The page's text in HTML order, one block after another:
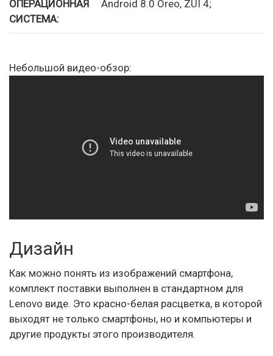
ОПЕРАЦИОННАЯ
СИСТЕМА:
Android 8.0 Oreo, ZUI 4;
Небольшой видео-обзор:
Дизайн
Как можно понять из изображений смартфона,
комплект поставки выполнен в стандартном для
Lenovo виде. Это красно-белая расцветка, в которой
выходят не только смартфоны, но и компьютеры и
другие продукты этого производителя.